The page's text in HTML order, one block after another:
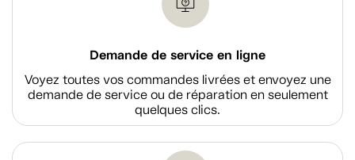
Demande de service en ligne
Voyez toutes vos commandes livrées et envoyez une
demande de service ou de réparation en seulement
quelques clics.